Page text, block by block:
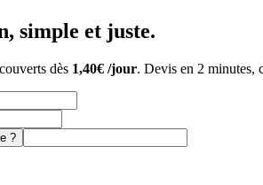
, simple et juste.
dès 1,40€ /jour. Devis en 2 minutes,
?